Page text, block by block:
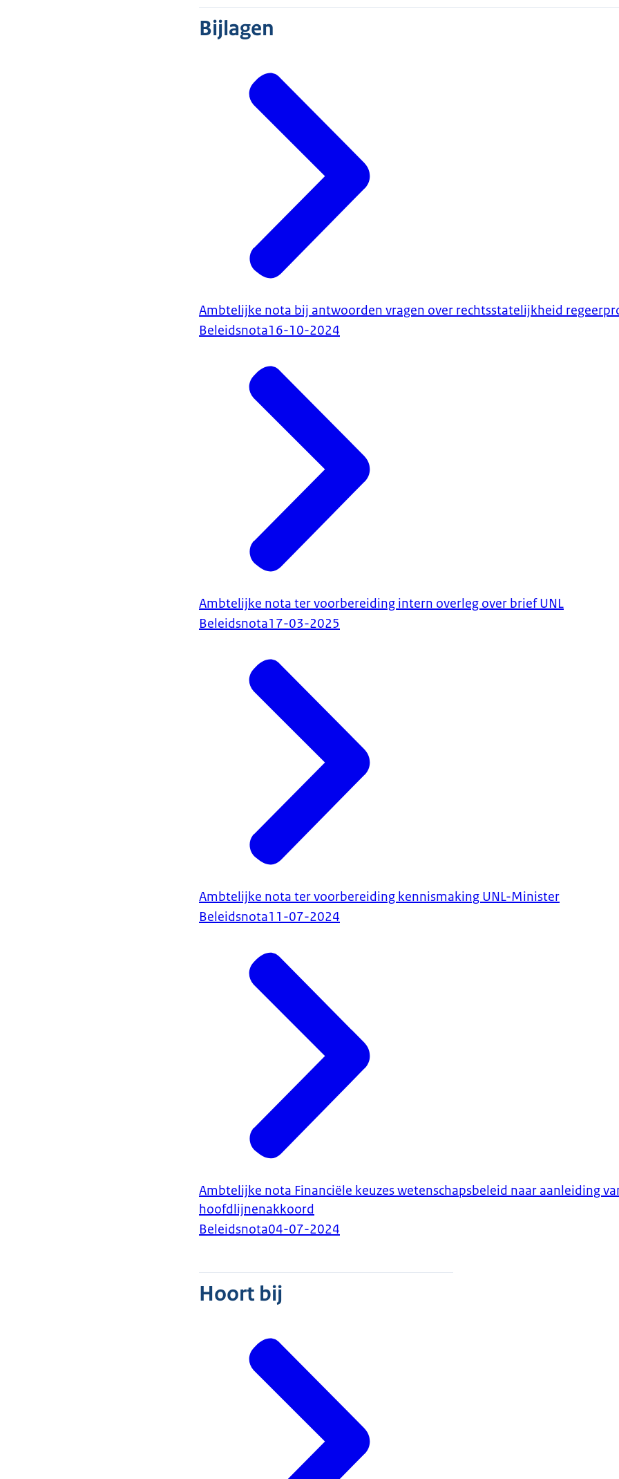
Bijlagen
Ambtelijke nota bij antwoorden vragen over rechtsstatelijkheid
Beleidsnota16-10-2024
Ambtelijke nota ter voorbereiding intern overleg over brief UNL
Beleidsnota17-03-2025
Ambtelijke nota ter voorbereiding kennismaking UNL-Minister
Beleidsnota11-07-2024
Ambtelijke nota Financiële keuzes wetenschapsbeleid naar aanleiding
hoofdlijnenakkoord
Beleidsnota04-07-2024
Hoort bij